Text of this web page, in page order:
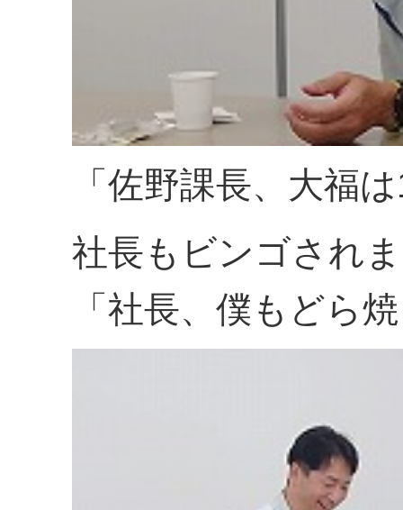
「佐野課長、大福
社長もビンゴされ
「社長、僕もどら